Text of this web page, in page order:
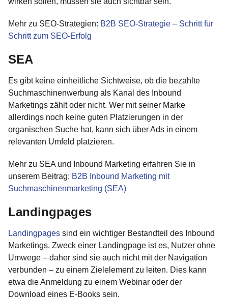
Mehr zu SEO-Strategien: B2B SEO-Strategie – Schritt für
Schritt zum SEO-Erfolg
SEA
Es gibt keine einheitliche Sichtweise, ob die bezahlte
Suchmaschinenwerbung als Kanal des Inbound
Marketings zählt oder nicht. Wer mit seiner Marke
allerdings noch keine guten Platzierungen in der
organischen Suche hat, kann sich über Ads in einem
relevanten Umfeld platzieren.
Mehr zu SEA und Inbound Marketing erfahren Sie in
unserem Beitrag: B2B Inbound Marketing mit
Suchmaschinenmarketing (SEA)
Landingpages
Landingpages sind ein wichtiger Bestandteil des Inbound
Marketings. Zweck einer Landingpage ist es, Nutzer ohne
Umwege – daher sind sie auch nicht mit der Navigation
verbunden – zu einem Zielelement zu leiten. Dies kann
etwa die Anmeldung zu einem Webinar oder der
Download eines E-Books sein.